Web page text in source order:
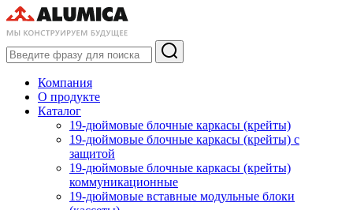
Компания
О продукте
Каталог
19-дюймовые блочные каркасы (крейты)
19-дюймовые блочные каркасы (крейты) с
защитой
19-дюймовые блочные каркасы (крейты)
коммуникационные
19-дюймовые вставные модульные блоки